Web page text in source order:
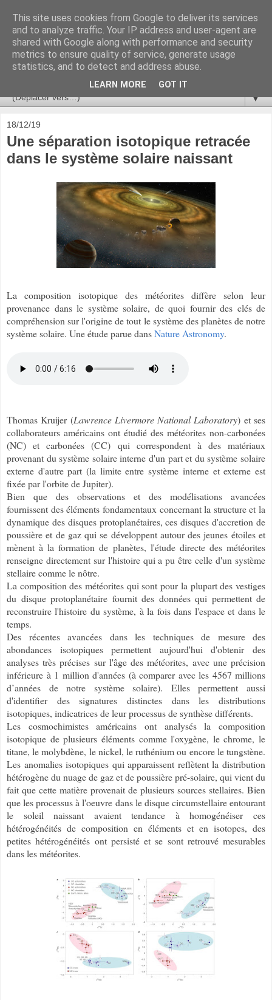
Ça se passe là haut
Astronomie, Astrophysique, Astroparticules, Cosmologie.
L'infini se contemple, indéfiniment. ISSN 2272-5768
▼
18/12/19
Une séparation isotopique retracée
dans le système solaire naissant
La composition isotopique des météorites diffère selon leur
provenance dans le système solaire, de quoi fournir des clés de
compréhension sur l'origine de tout le système des planètes de notre
système solaire. Une étude parue dansNature Astronomy.
Thomas Kruijer (Lawrence Livermore National Laboratory) et ses
collaborateurs américains ont étudié des météorites non-carbonées
(NC) et carbonées (CC) qui correspondent à des matériaux
provenant du système solaire interne d'un part et du système solaire
externe d'autre part (la limite entre système interne et externe est
fixée par l'orbite de Jupiter).
Bien que des observations et des modélisations avancées
fournissent des éléments fondamentaux concernant la structure et la
dynamique des disques protoplanétaires, ces disques d'accretion de
poussière et de gaz qui se développent autour des jeunes étoiles et
mènent à la formation de planètes, l'étude directe des météorites
renseigne directement sur l'histoire qui a pu être celle d'un système
stellaire comme le nôtre.
La composition des météorites qui sont pour la plupart des vestiges
du disque protoplanétaire fournit des données qui permettent de
reconstruire l'histoire du système, à la fois dans l'espace et dans le
temps.
Des récentes avancées dans les techniques de mesure des
abondances isotopiques permettent aujourd'hui d'obtenir des
analyses très précises sur l'âge des météorites, avec une précision
inférieure à 1 million d'années (à comparer avec les 4567 millions
d’années de notre système solaire). Elles permettent aussi
d'identifier des signatures distinctes dans les distributions
isotopiques, indicatrices de leur processus de synthèse différents.
Les cosmochimistes américains ont analysés la composition
isotopique de plusieurs éléments comme l'oxygène, le chrome, le
titane, le molybdène, le nickel, le ruthénium ou encore le tungstène.
Les anomalies isotopiques qui apparaissent reflètent la distribution
hétérogène du nuage de gaz et de poussière pré-solaire, qui vient du
fait que cette matière provenait de plusieurs sources stellaires. Bien
que les processus à l'oeuvre dans le disque circumstellaire entourant
le soleil naissant avaient tendance à homogénéiser ces
hétérogénéités de composition en éléments et en isotopes, des
petites hétérogénéités ont persisté et se sont retrouvé mesurables
dans les météorites.
This site uses cookies from Google to deliver its services
and to analyze traffic. Your IP address and user-agent are
shared with Google along with performance and security
metrics to ensure quality of service, generate usage
statistics, and to detect and address abuse.
LEARN MORE GOT IT